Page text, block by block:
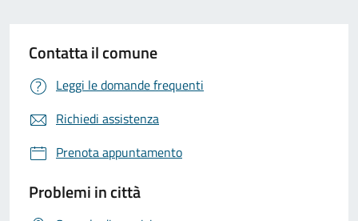
Contatta il comune
Leggi le domande frequenti
Richiedi assistenza
Prenota appuntamento
Problemi in città